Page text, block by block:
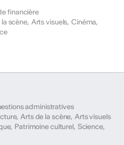
financière
scène, Arts visuels, Cinéma,
administratives
, Arts de la scène, Arts visuels
, Patrimoine culturel, Science,